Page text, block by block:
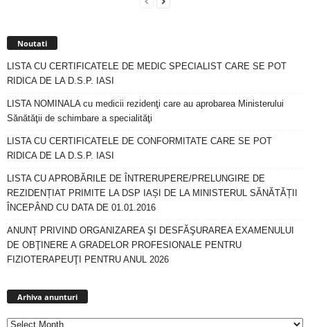
Noutati
LISTA CU CERTIFICATELE DE MEDIC SPECIALIST CARE SE POT
RIDICA DE LA D.S.P. IASI
LISTA NOMINALA cu medicii rezidenţi care au aprobarea Ministerului
Sănătăţii de schimbare a specialităţi
LISTA CU CERTIFICATELE DE CONFORMITATE CARE SE POT
RIDICA DE LA D.S.P. IASI
LISTA CU APROBĂRILE DE ÎNTRERUPERE/PRELUNGIRE DE
REZIDENȚIAT PRIMITE LA DSP IAȘI DE LA MINISTERUL SĂNĂTĂȚII
ÎNCEPÂND CU DATA DE 01.01.2016
ANUNȚ PRIVIND ORGANIZAREA ŞI DESFĂŞURAREA EXAMENULUI
DE OBŢINERE A GRADELOR PROFESIONALE PENTRU
FIZIOTERAPEUŢI PENTRU ANUL 2026
Arhiva anunturi